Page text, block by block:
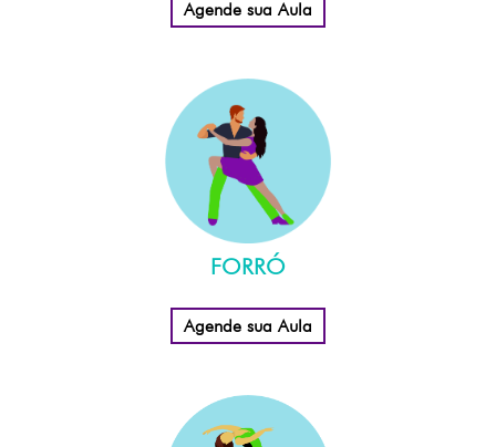
Agende sua Aula
FORRÓ
Agende sua Aula